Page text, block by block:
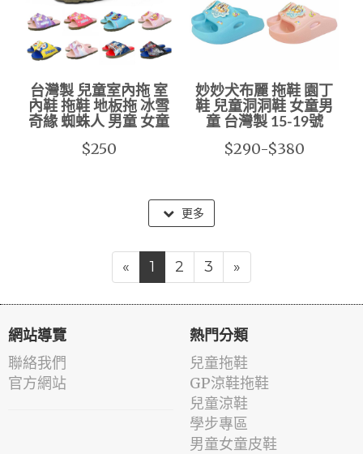
台灣製 兒童室內拖 室
內鞋 拖鞋 地板拖 冰雪
奇緣 蜘蛛人 男童 女童
$250
妙妙犬布麗 拖鞋 園丁
鞋 兒童洞洞鞋 女童男
童 台灣製 15-19號
$290-$380
更多
« 1 2 3 »
網站導覽
聯絡我們
官方網站
熱門分類
兒童拖鞋
GP涼鞋拖鞋
兒童涼鞋
學步專區
男童女童皮鞋